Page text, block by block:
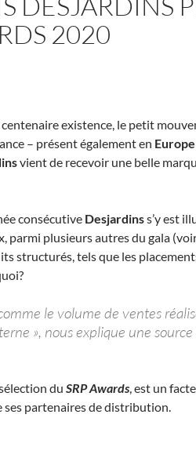
2020
centenaire existence, le petit
– présent également en Europe
vient de recevoir une belle
consécutive Desjardinss’y est
parmi plusieurs autres du gala
structurés, tels que les
le volume de ventes
», nous explique une
du SRP Awards, est un
ses partenaires de distribution.